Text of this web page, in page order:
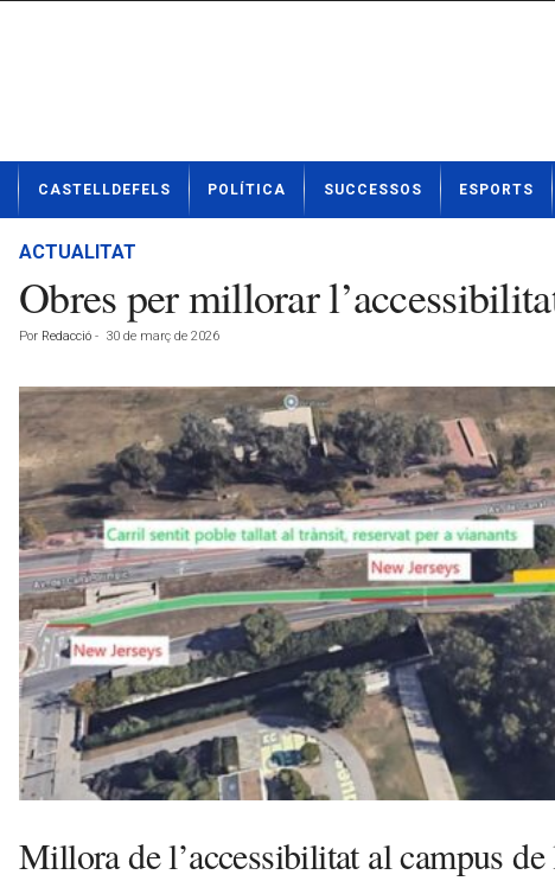
t
CASTELLDEFELS POLÍTICA SUCCESSOS ESPORTS
ACTUALITAT
Obres per millorar
Por Redacció - 30 de març de 2026
Millora de l’accessibilitat al campus